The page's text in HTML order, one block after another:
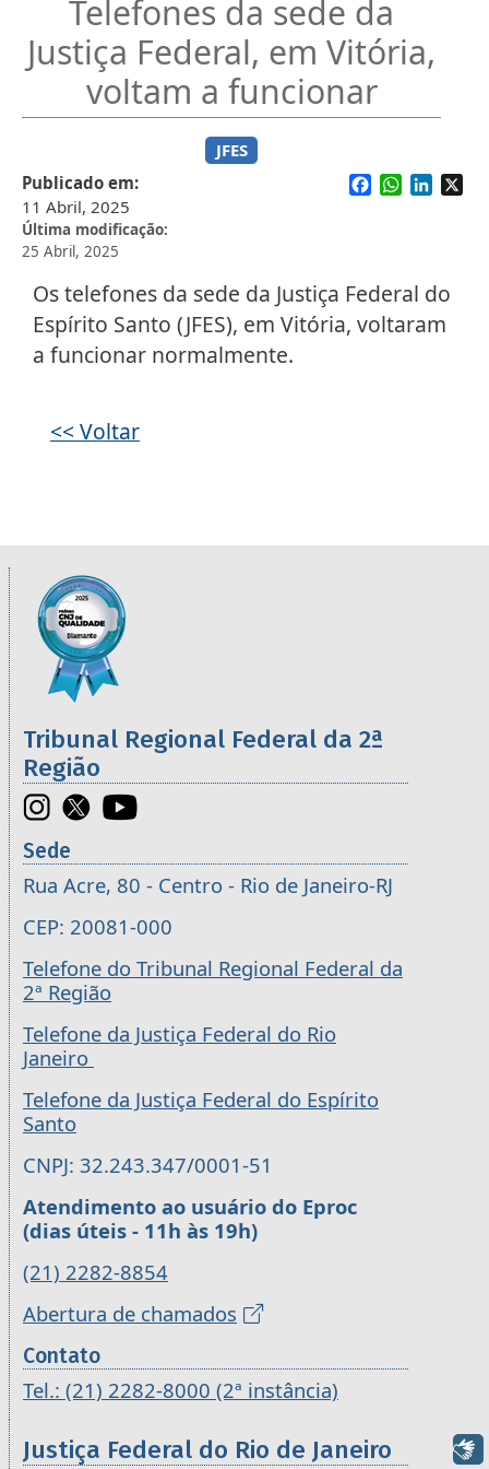
Telefones da sede da
Justiça Federal, em Vitória,
voltam a funcionar
JFES
Publicado em
11 Abril, 2025
Última modificação
25 Abril, 2025
Facebook
WhatsApp
Os telefones da sede da Justiça Federal do
Espírito Santo (JFES), em Vitória, voltaram
a funcionar normalmente.
<< Voltar
Informações úteis sobre os órgãos da 2ª
Imagem
Tribunal Regional Federal da 2ª
Região
Sede
Rua Acre, 80 - Centro - Rio de Janeiro-RJ
CEP: 20081-000
Telefone do Tribunal Regional Federal da
2ª Região
Telefone da Justiça Federal do Rio
Janeiro
Telefone da Justiça Federal do Espírito
Santo
CNPJ: 32.243.347/0001-51
Atendimento ao usuário do Eproc
(dias úteis - 11h às 19h)
(21) 2282-8854
Abertura de chamados
Contato
Tel.: (21) 2282-8000 (2ª instância)
Justiça Federal do Rio de JaneiroLibras